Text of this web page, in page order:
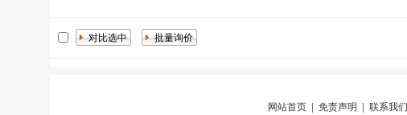
网站首页 免责声明 联系我们